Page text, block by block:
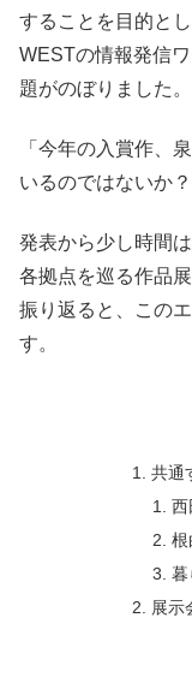
することを目的と
WESTの情報発信
題がのぼりました。
「今年の入賞作、
いるのではないか
発表から少し時間
各拠点を巡る作品
振り返ると、この
す。
共通
西
根
暮
展示